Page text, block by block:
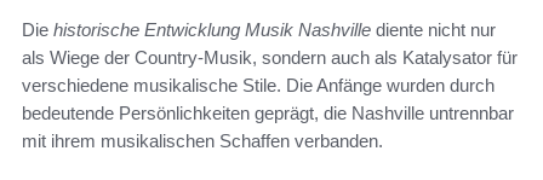
Die historische Entwicklung Musik Nashville diente nicht nur
als Wiege der Country-Musik, sondern auch als Katalysator für
verschiedene musikalische Stile. Die Anfänge wurden durch
bedeutende Persönlichkeiten geprägt, die Nashville untrennbar
mit ihrem musikalischen Schaffen verbanden.